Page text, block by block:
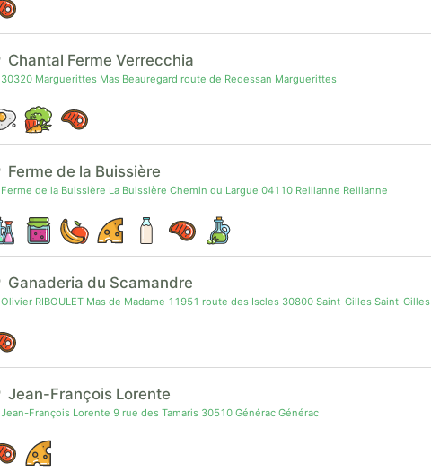
Chantal Ferme Verrecchia
30320 Marguerittes Mas Beauregard route de Redessan Marguerittes
Ferme de la Buissière
Ferme de la Buissière La Buissière Chemin du Largue 04110 Reillanne Reillanne
Ganaderia du Scamandre
Olivier RIBOULET Mas de Madame 11951 route des Iscles 30800 Saint-Gilles Saint-Gilles
Jean-François Lorente
Jean-François Lorente 9 rue des Tamaris 30510 Générac Générac